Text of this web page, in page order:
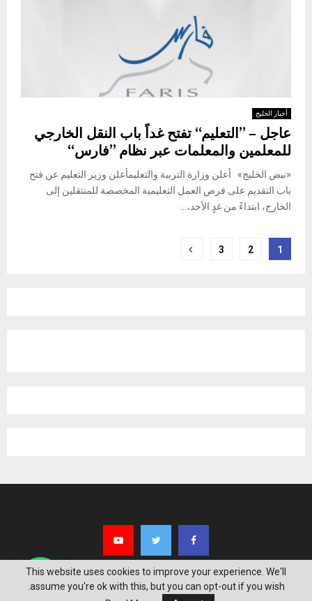
أخبار الخليج
عاجل – ”التعليم“ تفتح غداً باب النقل الخارجي
للمعلمين والمعلمات عبر نظام ”فارس“
«نبض الخليج» أعلن وزارة التربية والتعليمأعلن وزير التعليم عن فتح
باب التقديم على فرص العمل التعليمية المخصصة للمنتقلين إلى
الخارج، ابتداءً من غدٍ الأحد،...
Posts
1
2
3
This website uses cookies to improve your experience. We'll
assume you're ok with this, but you can opt-out if you wish.